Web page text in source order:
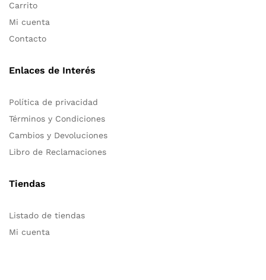
Carrito
Mi cuenta
Contacto
Enlaces de Interés
Política de privacidad
Términos y Condiciones
Cambios y Devoluciones
Libro de Reclamaciones
Tiendas
Listado de tiendas
Mi cuenta